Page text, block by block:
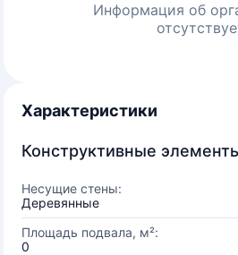
Информация об
Характеристики
Конструктивные
Несущие стены:
Деревянные
Площадь подвала, м²:
0